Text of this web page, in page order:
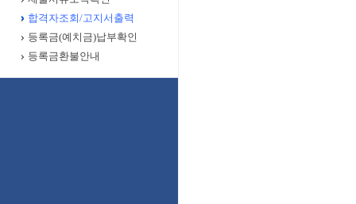
합격자조회/고지서출력
등록금(예치금)납부확인
등록금환불안내